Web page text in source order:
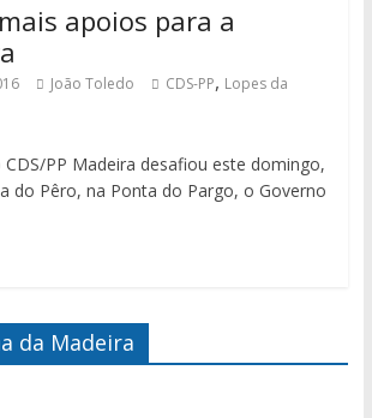
apoios para a
João Toledo CDS-PP, Lopes da
PP Madeira desafiou este domingo,
do Pêro, na Ponta do Pargo, o Governo
da Madeira